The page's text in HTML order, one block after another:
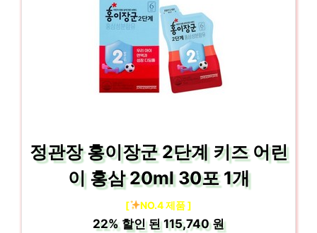
정관장 홍이장군 2단계 키즈 어린
이 홍삼 20ml 30포 1개
[ NO.4 제품 ]
22% 할인 된115,740 원